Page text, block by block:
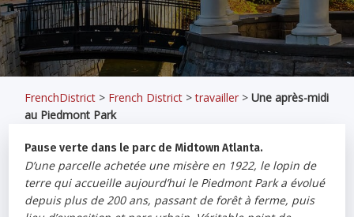
FrenchDistrict > French District >travailler >Une après-midi
au Piedmont Park
Pause verte dans le parc de Midtown Atlanta.
D’une parcelle achetée une misère en 1922, le lopin de
terre qui accueille aujourd’hui le Piedmont Park a évolué
depuis plus de 200 ans, passant de forêt à ferme, puis